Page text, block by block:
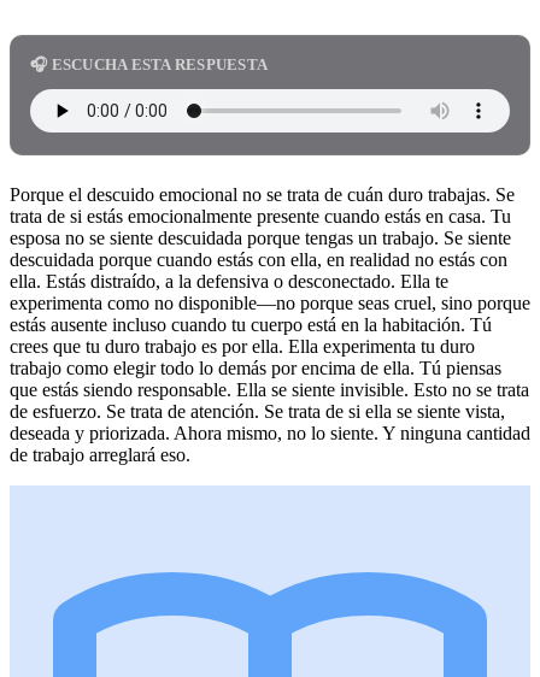
🎧 ESCUCHA ESTA RESPUESTA
Porque el descuido emocional no se trata de cuán duro trabajas. Se
trata de si estás emocionalmente presente cuando estás en casa. Tu
esposa no se siente descuidada porque tengas un trabajo. Se siente
descuidada porque cuando estás con ella, en realidad no estás con
ella. Estás distraído, a la defensiva o desconectado. Ella te
experimenta como no disponible—no porque seas cruel, sino porque
estás ausente incluso cuando tu cuerpo está en la habitación. Tú
crees que tu duro trabajo es por ella. Ella experimenta tu duro
trabajo como elegir todo lo demás por encima de ella. Tú piensas
que estás siendo responsable. Ella se siente invisible. Esto no se trata
de esfuerzo. Se trata de atención. Se trata de si ella se siente vista,
deseada y priorizada. Ahora mismo, no lo siente. Y ninguna cantidad
de trabajo arreglará eso.